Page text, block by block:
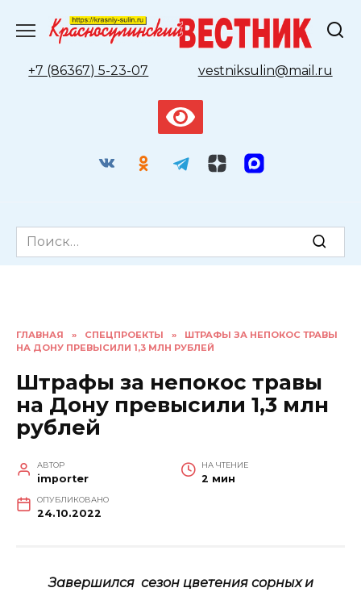
содержанию
+7 (86367) 5-23-07
vestniksulin@mail.ru
Search
for:
ГЛАВНАЯ » СПЕЦПРОЕКТЫ »
ШТРАФЫ ЗА НЕПОКОС ТРАВЫ
НА ДОНУ ПРЕВЫСИЛИ 1,3 МЛН РУБЛЕЙ
Штрафы за непокос травы
на Дону превысили 1,3 млн
рублей
АВТОР
importer
НА ЧТЕНИЕ
2 мин
ОПУБЛИКОВАНО
24.10.2022
Завершился сезон цветения сорных и